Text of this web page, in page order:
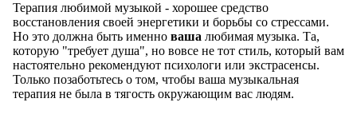
Терапия любимой музыкой - хорошее средство
восстановления своей энергетики и борьбы со стрессами.
Но это должна быть именно ваша любимая музыка. Та,
которую "требует душа", но вовсе не тот стиль, который вам
настоятельно рекомендуют психологи или экстрасенсы.
Только позаботьтесь о том, чтобы ваша музыкальная
терапия не была в тягость окружающим вас людям.